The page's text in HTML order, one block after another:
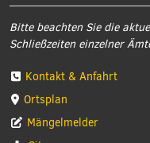
Bitte beachten Sie die
Schließzeiten einzelner
Kontakt & Anfahrt
Ortsplan
Mängelmelder